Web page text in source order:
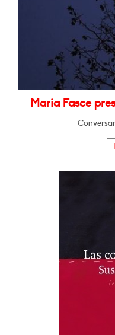
Maria Fasce